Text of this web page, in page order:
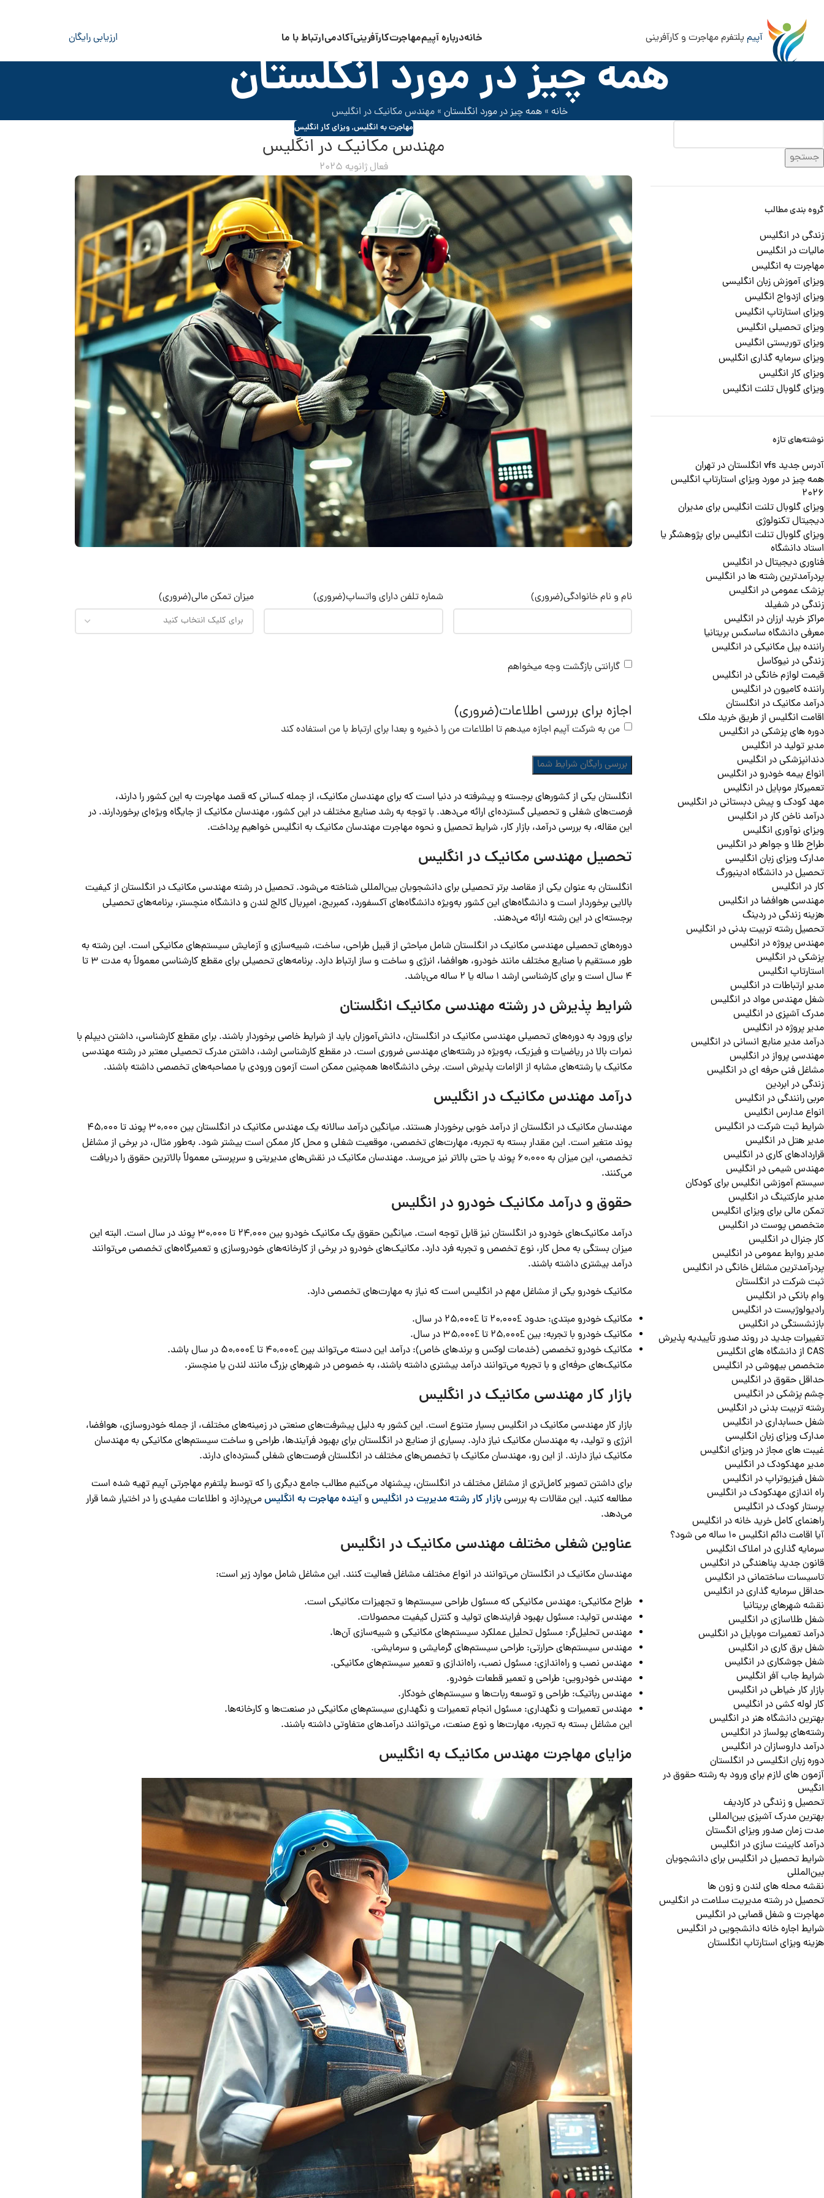
آپیمپلتفرم مهاجرت و کارآفرینی خانهدرباره آپیممهاجرتکارآفرینیآکادمیارتباط با ما ارزیابی رایگان
همه چیز در مورد انگلستان
خانه »همه چیز در مورد انگلستان »مهندس مکانیک در انگلیس
جستجو
گروه بندی مطالب
زندگی در انگلیس
مالیات در انگلیس
مهاجرت به انگلیس
ویزای آموزش زبان انگلیسی
ویزای ازدواج انگلیس
ویزای استارتاپ انگلیس
ویزای تحصیلی انگلیس
ویزای توریستی انگلیس
ویزای سرمایه گذاری انگلیس
ویزای کار انگلیس
ویزای گلوبال تلنت انگلیس
نوشته‌های تازه
آدرس جدید vfs انگلستان در تهران
همه چیز در مورد ویزای استارتاپ انگلیس
2026
ویزای گلوبال تلنت انگلیس برای مدیران
دیجیتال تکنولوژی
ویزای گلوبال تنلت انگلیس برای پژوهشگر یا
استاد دانشگاه
فناوری دیجیتال در انگلیس
پردرآمدترین رشته ها در انگلیس
پزشک عمومی در انگلیس
زندگی در شفیلد
مراکز خرید ارزان در انگلیس
معرفی دانشگاه ساسکس بریتانیا
راننده بیل مکانیکی در انگلیس
زندگی در نیوکاسل
قیمت لوازم خانگی در انگلیس
راننده کامیون در انگلیس
درآمد مکانیک در انگلستان
اقامت انگلیس از طریق خرید ملک
دوره های پزشکی در انگلیس
مدیر تولید در انگلیس
دندانپزشکی در انگلیس
انواع بیمه خودرو در انگلیس
تعمیرکار موبایل در انگلیس
مهد کودک و پیش دبستانی در انگلیس
درآمد ناخن کار در انگلیس
ویزای نوآوری انگلیس
طراح طلا و جواهر در انگلیس
مدارک ویزای زبان انگلیسی
تحصیل در دانشگاه ادینبورگ
کار در انگلیس
مهندسی هوافضا در انگلیس
هزینه زندگی در ردینگ
تحصیل رشته تربیت بدنی در انگلیس
مهندس پروژه در انگلیس
پزشکی در انگلیس
استارتاپ انگلیس
مدیر ارتباطات در انگلیس
شغل مهندس مواد در انگلیس
مدرک آشپزی در انگلیس
مدیر پروژه در انگلیس
درآمد مدیر منابع انسانی در انگلیس
مهندسی پرواز در انگلیس
مشاغل فنی حرفه ای در انگلیس
زندگی در ابردین
مربی رانندگی در انگلیس
انواع مدارس انگلیس
شرایط ثبت شرکت در انگلیس
مدیر هتل در انگلیس
قراردادهای کاری در انگلیس
مهندس شیمی در انگلیس
سیستم آموزشی انگلیس برای کودکان
مدیر مارکتینگ در انگلیس
تمکن مالی برای ویزای انگلیس
متخصص پوست در انگلیس
کار جنرال در انگلیس
مدیر روابط عمومی در انگلیس
پردرآمدترین مشاغل خانگی در انگلیس
ثبت شرکت در انگلستان
وام بانکی در انگلیس
رادیولوژیست در انگلیس
بازنشستگی در انگلیس
تغییرات جدید در روند صدور تأییدیه پذیرش
CAS از دانشگاه های انگلیس
متخصص بیهوشی در انگلیس
حداقل حقوق در انگلیس
چشم پزشکی در انگلیس
رشته تربیت بدنی در انگلیس
شغل حسابداری در انگلیس
مدارک ویزای زبان انگلیسی
غیبت های مجاز در ویزای انگلیس
مدیر مهدکودک در انگلیس
شغل فیزیوتراپ در انگلیس
راه اندازی مهدکودک در انگلیس
پرستار کودک در انگلیس
راهنمای کامل خرید خانه در انگلیس
آیا اقامت دائم انگلیس 10 ساله می شود؟
سرمایه گذاری در املاک انگلیس
قانون جدید پناهندگی در انگلیس
تاسیسات ساختمانی در انگلیس
حداقل سرمایه گذاری در انگلیس
نقشه شهرهای بریتانیا
شغل طلاسازی در انگلیس
درآمد تعمیرات موبایل در انگلیس
شغل برق کاری در انگلیس
شغل جوشکاری در انگلیس
شرایط جاب آفر انگلیس
بازار کار خیاطی در انگلیس
کار لوله کشی در انگلیس
بهترین دانشگاه هنر در انگلیس
رشته‌های پولساز در انگلیس
درآمد داروسازان در انگلیس
دوره زبان انگلیسی در انگلستان
آزمون های لازم برای ورود به رشته حقوق در
انگیس
تحصیل و زندگی در کاردیف
بهترین مدرک آشپزی بین‌المللی
مدت زمان صدور ویزای انگستان
درآمد کابینت سازی در انگلیس
شرایط تحصیل در انگلیس برای دانشجویان
بین‌المللی
نقشه محله های لندن و زون ها
تحصیل در رشته مدیریت سلامت در انگلیس
مهاجرت و شغل قصابی در انگلیس
شرایط اجاره خانه دانشجویی در انگلیس
هزینه ویزای استارتاپ انگلستان
مهاجرت به انگلیس, ویزای کار انگلیس
مهندس مکانیک در انگلیس
فعال ژانویه 2025
نام و نام خانوادگی(ضروری) شماره تلفن دارای واتساپ(ضروری) میزان تمکن مالی(ضروری)
گارانتی بازگشت وجه میخواهم
اجازه برای بررسی اطلاعات(ضروری)
من به شرکت آپیم اجازه میدهم تا اطلاعات من را ذخیره و بعدا برای ارتباط با من استفاده کند
انگلستان یکی از کشورهای برجسته و پیشرفته در دنیا است که برای مهندسان مکانیک، از جمله کسانی که قصد مهاجرت به این کشور را دارند،
فرصت‌های شغلی و تحصیلی گسترده‌ای ارائه می‌دهد. با توجه به رشد صنایع مختلف در این کشور، مهندسان مکانیک از جایگاه ویژه‌ای برخوردارند. در
این مقاله، به بررسی درآمد، بازار کار، شرایط تحصیل و نحوه مهاجرت مهندسان مکانیک به انگلیس خواهیم پرداخت.
تحصیل مهندسی مکانیک در انگلیس
انگلستان به عنوان یکی از مقاصد برتر تحصیلی برای دانشجویان بین‌المللی شناخته می‌شود. تحصیل در رشته مهندسی مکانیک در انگلستان از کیفیت
بالایی برخوردار است و دانشگاه‌های این کشور به‌ویژه دانشگاه‌های آکسفورد، کمبریج، امپریال کالج لندن و دانشگاه منچستر، برنامه‌های تحصیلی
برجسته‌ای در این رشته ارائه می‌دهند.
دوره‌های تحصیلی مهندسی مکانیک در انگلستان شامل مباحثی از قبیل طراحی، ساخت، شبیه‌سازی و آزمایش سیستم‌های مکانیکی است. این رشته به
طور مستقیم با صنایع مختلف مانند خودرو، هوافضا، انرژی و ساخت و ساز ارتباط دارد. برنامه‌های تحصیلی برای مقطع کارشناسی معمولاً به مدت ۳ تا
۴ سال است و برای کارشناسی ارشد ۱ ساله یا ۲ ساله می‌باشد.
شرایط پذیرش در رشته مهندسی مکانیک انگلستان
برای ورود به دوره‌های تحصیلی مهندسی مکانیک در انگلستان، دانش‌آموزان باید از شرایط خاصی برخوردار باشند. برای مقطع کارشناسی، داشتن دیپلم با
نمرات بالا در ریاضیات و فیزیک، به‌ویژه در رشته‌های مهندسی ضروری است. در مقطع کارشناسی ارشد، داشتن مدرک تحصیلی معتبر در رشته مهندسی
مکانیک یا رشته‌های مشابه از الزامات پذیرش است. برخی دانشگاه‌ها همچنین ممکن است آزمون ورودی یا مصاحبه‌های تخصصی داشته باشند.
درآمد مهندس مکانیک در انگلیس
مهندسان مکانیک در انگلستان از درآمد خوبی برخوردار هستند. میانگین درآمد سالانه یک مهندس مکانیک در انگلستان بین ۳۰,۰۰۰ پوند تا ۴۵,۰۰۰
پوند متغیر است. این مقدار بسته به تجربه، مهارت‌های تخصصی، موقعیت شغلی و محل کار ممکن است بیشتر شود. به‌طور مثال، در برخی از مشاغل
تخصصی، این میزان به ۶۰,۰۰۰ پوند یا حتی بالاتر نیز می‌رسد. مهندسان مکانیک در نقش‌های مدیریتی و سرپرستی معمولاً بالاترین حقوق را دریافت
می‌کنند.
حقوق و درآمد مکانیک خودرو در انگلیس
درآمد مکانیک‌های خودرو در انگلستان نیز قابل توجه است. میانگین حقوق یک مکانیک خودرو بین ۲۴,۰۰۰ تا ۳۰,۰۰۰ پوند در سال است. البته این
میزان بستگی به محل کار، نوع تخصص و تجربه فرد دارد. مکانیک‌های خودرو در برخی از کارخانه‌های خودروسازی و تعمیرگاه‌های تخصصی می‌توانند
درآمد بیشتری داشته باشند.
مکانیک خودرو یکی از مشاغل مهم در انگلیس است که نیاز به مهارت‌های تخصصی دارد.
مکانیک خودرو مبتدی: حدود £20,000 تا £25,000 در سال.
مکانیک خودرو با تجربه: بین £25,000 تا £35,000 در سال.
مکانیک خودرو تخصصی (خدمات لوکس و برندهای خاص): درآمد این دسته می‌تواند بین £40,000 تا £50,000 در سال باشد.
مکانیک‌های حرفه‌ای و با تجربه می‌توانند درآمد بیشتری داشته باشند، به خصوص در شهرهای بزرگ مانند لندن یا منچستر.
بازار کار مهندسی مکانیک در انگلیس
بازار کار مهندسی مکانیک در انگلیس بسیار متنوع است. این کشور به دلیل پیشرفت‌های صنعتی در زمینه‌های مختلف، از جمله خودروسازی، هوافضا،
انرژی و تولید، به مهندسان مکانیک نیاز دارد. بسیاری از صنایع در انگلستان برای بهبود فرآیندها، طراحی و ساخت سیستم‌های مکانیکی به مهندسان
مکانیک نیاز دارند. از این رو، مهندسان مکانیک با تخصص‌های مختلف در انگلستان فرصت‌های شغلی گسترده‌ای دارند.
برای داشتن تصویر کامل‌تری از مشاغل مختلف در انگلستان، پیشنهاد می‌کنیم مطالب جامع دیگری را که توسط پلتفرم مهاجرتی آپیم تهیه شده است
مطالعه کنید. این مقالات به بررسیبازار کار رشته مدیریت در انگلیسو آینده مهاجرت به انگلیسمی‌پردازد و اطلاعات مفیدی را در اختیار شما قرار
می‌دهد.
عناوین شغلی مختلف مهندسی مکانیک در انگلیس
مهندسان مکانیک در انگلستان می‌توانند در انواع مختلف مشاغل فعالیت کنند. این مشاغل شامل موارد زیر است:
طراح مکانیکی: مهندس مکانیکی که مسئول طراحی سیستم‌ها و تجهیزات مکانیکی است.
مهندس تولید: مسئول بهبود فرایندهای تولید و کنترل کیفیت محصولات.
مهندس تحلیل‌گر: مسئول تحلیل عملکرد سیستم‌های مکانیکی و شبیه‌سازی آن‌ها.
مهندس سیستم‌های حرارتی: طراحی سیستم‌های گرمایشی و سرمایشی.
مهندس نصب و راه‌اندازی: مسئول نصب، راه‌اندازی و تعمیر سیستم‌های مکانیکی.
مهندس خودرویی: طراحی و تعمیر قطعات خودرو.
مهندس رباتیک: طراحی و توسعه ربات‌ها و سیستم‌های خودکار.
مهندس تعمیرات و نگهداری: مسئول انجام تعمیرات و نگهداری سیستم‌های مکانیکی در صنعت‌ها و کارخانه‌ها.
این مشاغل بسته به تجربه، مهارت‌ها و نوع صنعت، می‌توانند درآمدهای متفاوتی داشته باشند.
مزایای مهاجرت مهندس مکانیک به انگلیس